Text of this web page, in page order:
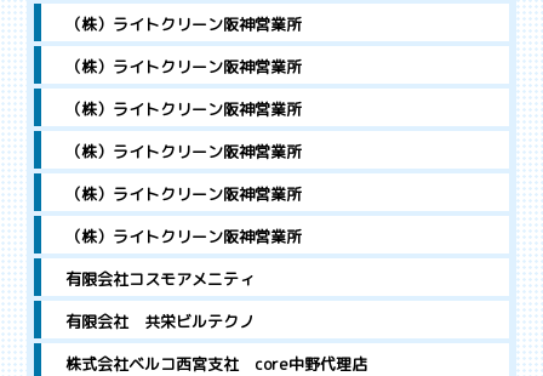
（株）ライトクリーン阪神営業所
（株）ライトクリーン阪神営業所
（株）ライトクリーン阪神営業所
（株）ライトクリーン阪神営業所
（株）ライトクリーン阪神営業所
（株）ライトクリーン阪神営業所
有限会社コスモアメニティ
有限会社 共栄ビルテクノ
株式会社ベルコ西宮支社 core中野代理店